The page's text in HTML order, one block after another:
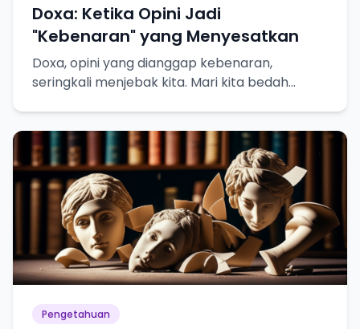
Doxa: Ketika Opini Jadi
"Kebenaran" yang Menyesatkan
Doxa, opini yang dianggap kebenaran,
seringkali menjebak kita. Mari kita bedah
Pengetahuan